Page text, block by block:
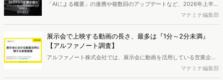
「AIによる概要」の連携や複数回のアップデートなど、2026年上半期
のSEO領域には変化がありました。また生成AI利用は約1.6倍に伸長
し、最多のChatGPTを追う形でGeminiも15.1%へ拡大するなど、ユー
ザーの選択肢の多様化が進んでいます。WebマーケターやSEO担当者
必見の2026年上半期概要です。※本レポートは記事のフォームから無
料でDLできます。また、レポートをDLしていただいた方には特典も
ご用意しております。
マナミナ編集部
展示会で上映する動画の長さ、最多は『1分～2分未満』
【アルファノート調査】
アルファノート株式会社では、展示会に動画を活用している営業企
画・マーケティング担当者を対象に、展示会における動画活用の実態
調査を実施し、結果を公開しました。
マナミナ編集部